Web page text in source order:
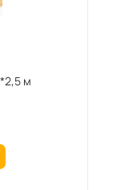
м